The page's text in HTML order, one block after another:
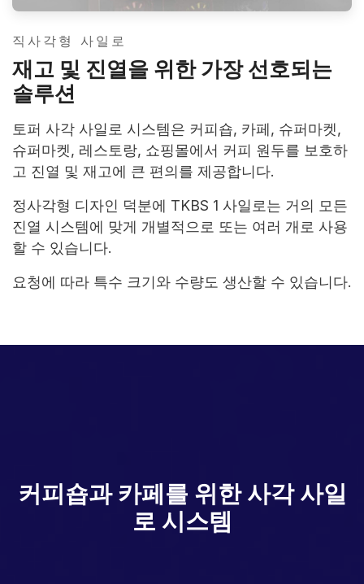
직사각형 사일로
재고 및 진열을 위한 가장 선호되는
솔루션
토퍼 사각 사일로 시스템은 커피숍, 카페, 슈퍼마켓,
슈퍼마켓, 레스토랑, 쇼핑몰에서 커피 원두를 보호하
고 진열 및 재고에 큰 편의를 제공합니다.
정사각형 디자인 덕분에 TKBS 1 사일로는 거의 모든
진열 시스템에 맞게 개별적으로 또는 여러 개로 사용
할 수 있습니다.
요청에 따라 특수 크기와 수량도 생산할 수 있습니다.
커피숍과 카페를 위한 사각 사일
로 시스템